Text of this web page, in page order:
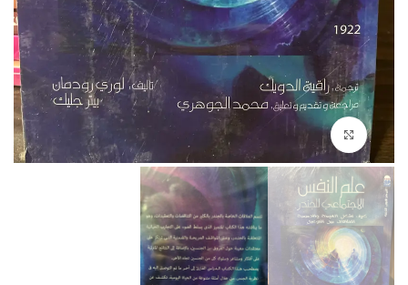
Click to enlarge